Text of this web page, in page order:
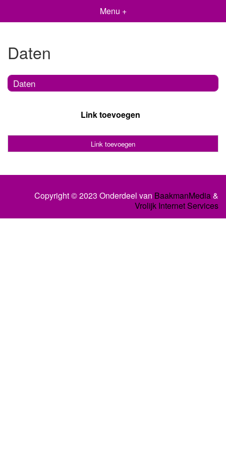
Menu +
Daten
Daten
Link toevoegen
Link toevoegen
Copyright © 2023 Onderdeel van BaakmanMedia&
Vrolijk Internet Services